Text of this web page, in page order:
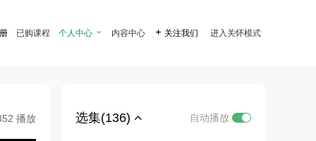
已购课程 个人中心  内容中心  关注我们 进入关怀模式
播放 选集(136) 自动播放